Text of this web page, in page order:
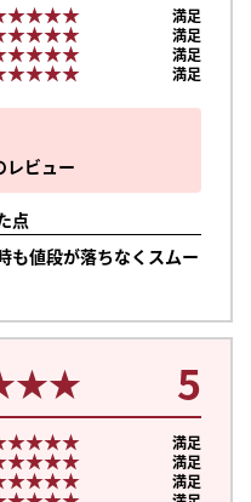
レビュー
点
も値段が落ちなくスムー
満足
満足
満足
満足
5
満足
満足
満足
は
お試し査定